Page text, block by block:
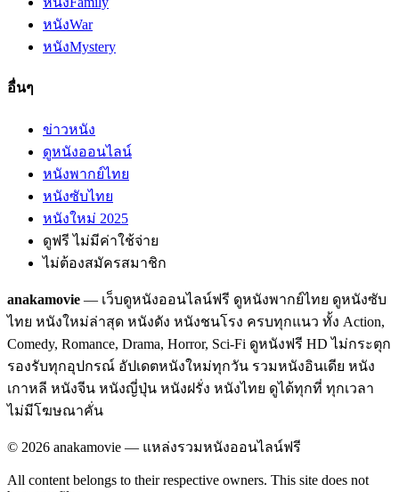
หนังWar
หนังMystery
อื่นๆ
ข่าวหนัง
ดูหนังออนไลน์
หนังพากย์ไทย
หนังซับไทย
หนังใหม่ 2025
ดูฟรี ไม่มีค่าใช้จ่าย
ไม่ต้องสมัครสมาชิก
anakamovie — เว็บดูหนังออนไลน์ฟรี ดูหนังพากย์ไทย ดูหนังซับ
ไทย หนังใหม่ล่าสุด หนังดัง หนังชนโรง ครบทุกแนว ทั้ง Action,
Comedy, Romance, Drama, Horror, Sci-Fi ดูหนังฟรี HD ไม่กระตุก
รองรับทุกอุปกรณ์ อัปเดตหนังใหม่ทุกวัน รวมหนังอินเดีย หนัง
เกาหลี หนังจีน หนังญี่ปุ่น หนังฝรั่ง หนังไทย ดูได้ทุกที่ ทุกเวลา
ไม่มีโฆษณาคั่น
© 2026 anakamovie — แหล่งรวมหนังออนไลน์ฟรี
All content belongs to their respective owners. This site does not